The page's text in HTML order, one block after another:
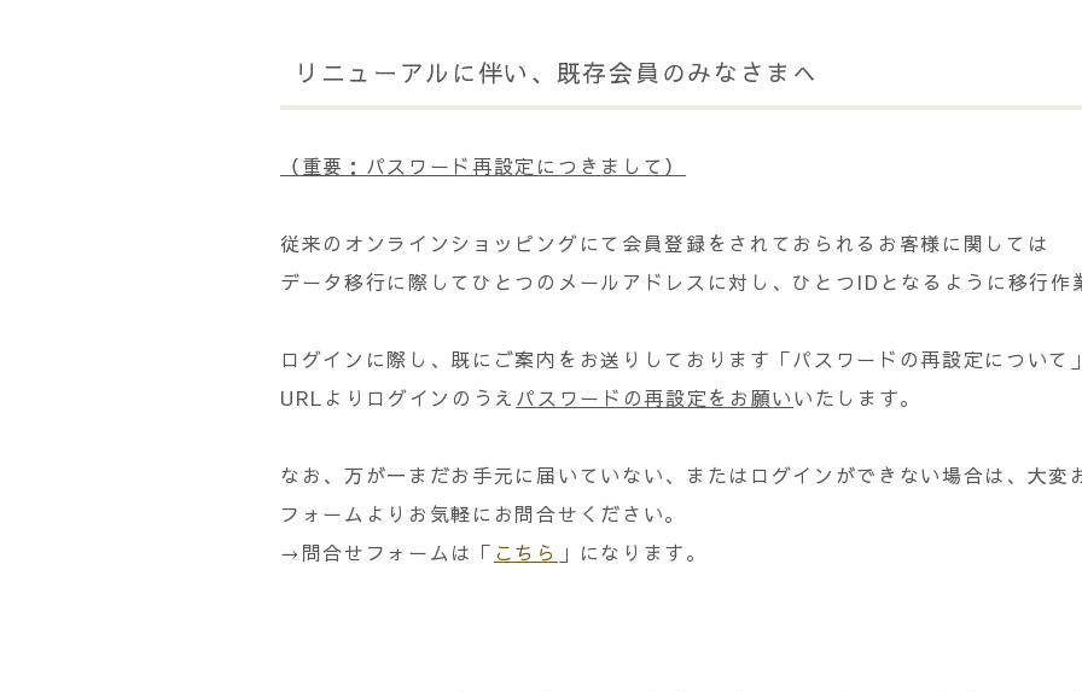
リニューアルに伴い、既存会員のみなさまへ
（重要：パスワード再設定につきまして）
従来のオンラインショッピングにて会員登録をされておられるお客様に関しては
データ移行に際してひとつのメールアドレスに対し、ひとつIDとなるように移行作
ログインに際し、既にご案内をお送りしております「パスワードの再設定について
URLよりログインのうえ パスワードの再設定をお願いいたします。
なお、万が一まだお手元に届いていない、またはログインができない場合は、大変
フォームよりお気軽にお問合せください。
→問合せフォームは「 こちら 」になります。